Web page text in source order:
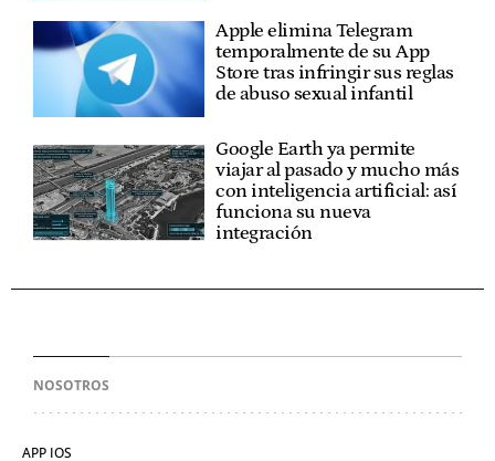
Apple elimina Telegram
temporalmente de su App
Store tras infringir sus reglas
de abuso sexual infantil
Google Earth ya permite
viajar al pasado y mucho más
con inteligencia artificial: así
funciona su nueva
integración
NOSOTROS
APP IOS